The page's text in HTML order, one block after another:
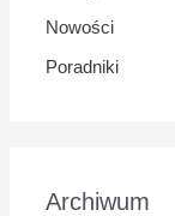
Nowości
Poradniki
Archiwum